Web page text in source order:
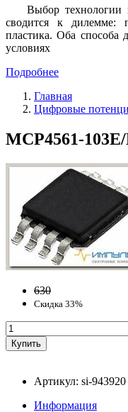
Выбор технологии
сводится к дилемме:
пластика. Оба способа
условиях
Подробнее
Главная
Цифровые
MCP4561-
630
Скидка 33%
Артикул: si-943920
Информация